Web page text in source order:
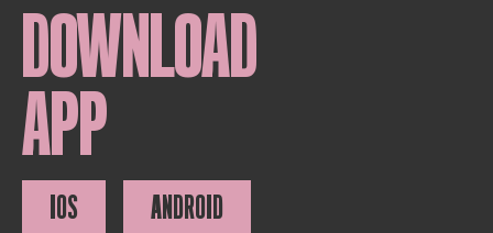
DOWNLOAD
APP
IOS ANDROID